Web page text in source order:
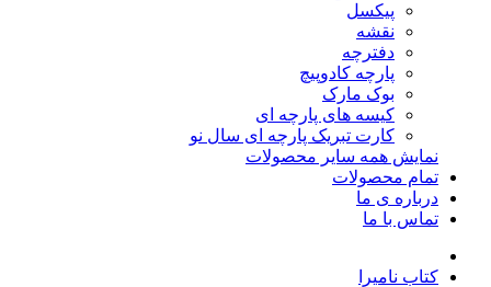
پیکسل
نقشه
دفترچه
پارچه کادوپیچ
بوک مارک
کیسه های پارچه ای
کارت تبریک پارچه ای سال نو
نمایش همه سایر محصولات
تمام محصولات
درباره ی ما
تماس با ما
کتاب نامیرا